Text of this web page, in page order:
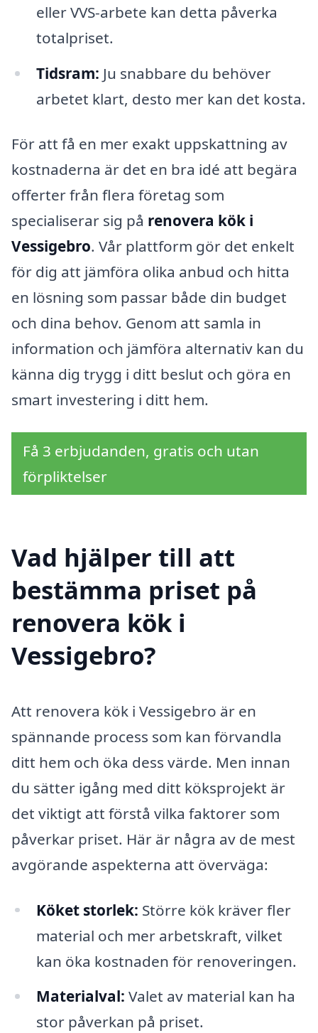
eller VVS-arbete kan detta påverka
totalpriset.
Tidsram: Ju snabbare du behöver
arbetet klart, desto mer kan det kosta.
För att få en mer exakt uppskattning av
kostnaderna är det en bra idé att begära
offerter från flera företag som
specialiserar sig på renovera kök i
Vessigebro. Vår plattform gör det enkelt
för dig att jämföra olika anbud och hitta
en lösning som passar både din budget
och dina behov. Genom att samla in
information och jämföra alternativ kan du
känna dig trygg i ditt beslut och göra en
smart investering i ditt hem.
Få 3 erbjudanden, gratis och utan
förpliktelser
Vad hjälper till att
bestämma priset på
renovera kök i
Vessigebro?
Att renovera kök i Vessigebro är en
spännande process som kan förvandla
ditt hem och öka dess värde. Men innan
du sätter igång med ditt köksprojekt är
det viktigt att förstå vilka faktorer som
påverkar priset. Här är några av de mest
avgörande aspekterna att överväga:
Köket storlek: Större kök kräver fler
material och mer arbetskraft, vilket
kan öka kostnaden för renoveringen.
Materialval: Valet av material kan ha
stor påverkan på priset.